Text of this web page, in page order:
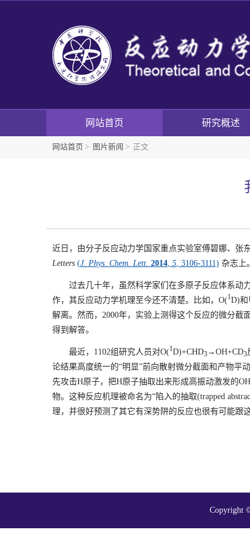
网站首页 研究概述
网站首页 > 图片新闻 > 正文
近日，由分子反应动力学国家重点实验室傅碧娜、张
Letters (J. Phys. Chem. Lett. 2014, 5, 3106-3111) 杂志上。
过去几十年，虽然科学家们在多原子反应体系动
作，其反应动力学机理至今还不清楚。比如， O(1D)和
解离。然而， 2000年，实验上测得这个反应的微分截
得到解答。
最近， 1102组研究人员对O(1D)+CHD3→ OH+CD3
论结果高度统一的“明显”前向散射微分截面和产物平
先攻击H原子，把H原子抽取出来形成高振动激发的OH
物。这种反应机理被命名为“陷入的抽取(trapped
理，并很好预测了其它有深势阱的反应也很有可能跟
Copyright